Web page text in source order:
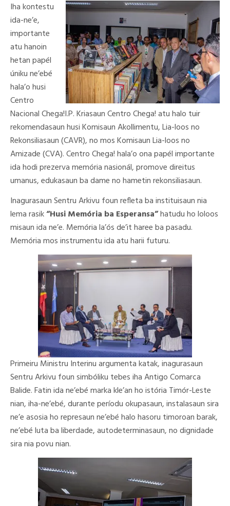
Iha kontestu
ida-ne’e,
importante
atu hanoin
hetan papél
úniku ne’ebé
hala’o husi
Centro
Nacional Chega!I.P. Kriasaun Centro Chega! atu halo tuir
rekomendasaun husi Komisaun Akollimentu, Lia-loos no
Rekonsiliasaun (CAVR), no mos Komisaun Lia-loos no
Amizade (CVA). Centro Chega! hala’o ona papél importante
ida hodi prezerva memória nasionál, promove direitus
umanus, edukasaun ba dame no hametin rekonsiliasaun.
Inagurasaun Sentru Arkivu foun refleta ba instituisaun nia
lema rasik“Husi Memória ba Esperansa”hatudu ho loloos
misaun ida ne’e. Memória la’ós de’it haree ba pasadu.
Memória mos instrumentu ida atu harii futuru.
Primeiru Ministru Interinu argumenta katak, inagurasaun
Sentru Arkivu foun simbóliku tebes iha Antigo Comarca
Balide. Fatin ida ne’ebé marka kle’an ho istória Timór-Leste
nian, iha-ne’ebé, durante períodu okupasaun, instalasaun sira
ne’e asosia ho represaun ne’ebé halo hasoru timoroan barak,
ne’ebé luta ba liberdade, autodeterminasaun, no dignidade
sira nia povu nian.